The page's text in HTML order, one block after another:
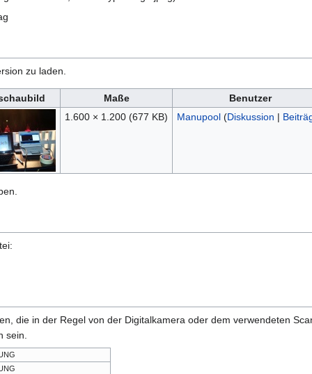
zu laden.
Maße
Benutzer
1.600 × 1.200 (677 KB) Manupool (Diskussion |
die in der Regel von der Digitalkamera oder dem verwendeten
sein.